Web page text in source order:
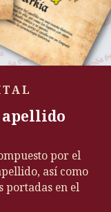
apellido
por el
así como
portadas en el